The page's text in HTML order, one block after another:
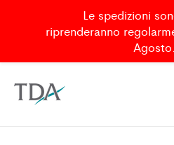
Le spedizioni
riprenderanno
Agosto.